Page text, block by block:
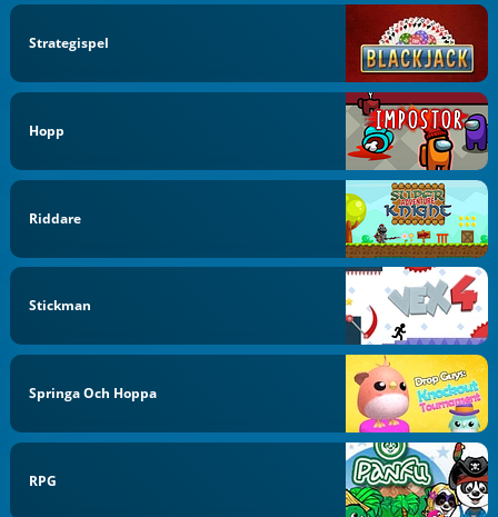
Strategispel
Hopp
Riddare
Stickman
Springa Och Hoppa
RPG